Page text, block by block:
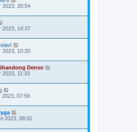
2023, 20:54
2023, 14:37
2023, 10:20
Denso
2023, 11:33
2023, 07:59
2023, 08:02